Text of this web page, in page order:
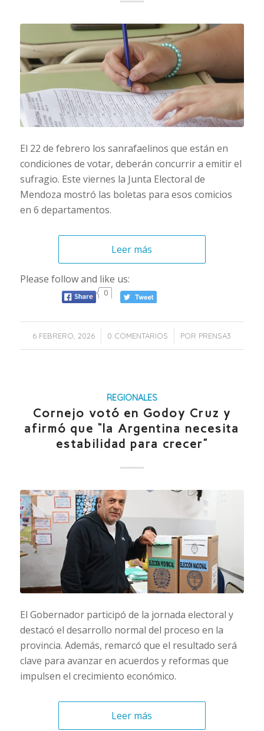
El 22 de febrero los sanrafaelinos que están en
condiciones de votar, deberán concurrir a emitir el
sufragio. Este viernes la Junta Electoral de
Mendoza mostró las boletas para esos comicios
en 6 departamentos.
Leer más
Please follow and like us:
0
6 FEBRERO, 2026
/ 0 COMENTARIOS
/ POR PRENSA3
REGIONALES
Cornejo votó en Godoy Cruz y
afirmó que “la Argentina necesita
estabilidad para crecer”
El Gobernador participó de la jornada electoral y
destacó el desarrollo normal del proceso en la
provincia. Además, remarcó que el resultado será
clave para avanzar en acuerdos y reformas que
impulsen el crecimiento económico.
Leer más